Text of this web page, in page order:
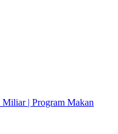
| Program Makan